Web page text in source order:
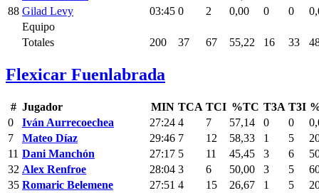
88 Gilad Levy 03:45 0 2 0,00 0 0
Equipo
Totales
200 37 67 55,22 16 33
Flexicar Fuenlabrada
# Jugador MIN TCA TCI %TC T3A T3I
0
Iván Aurrecoechea 27:24 4 7 57,14 0 0
7
Mateo Díaz 29:46 7 12 58,33 1 5
11 Dani Manchón 27:17 5 11 45,45 3 6
32 Alex Renfroe 28:04 3 6 50,00 3 5
35 Romaric Belemene 27:51 4 15 26,67 1 5